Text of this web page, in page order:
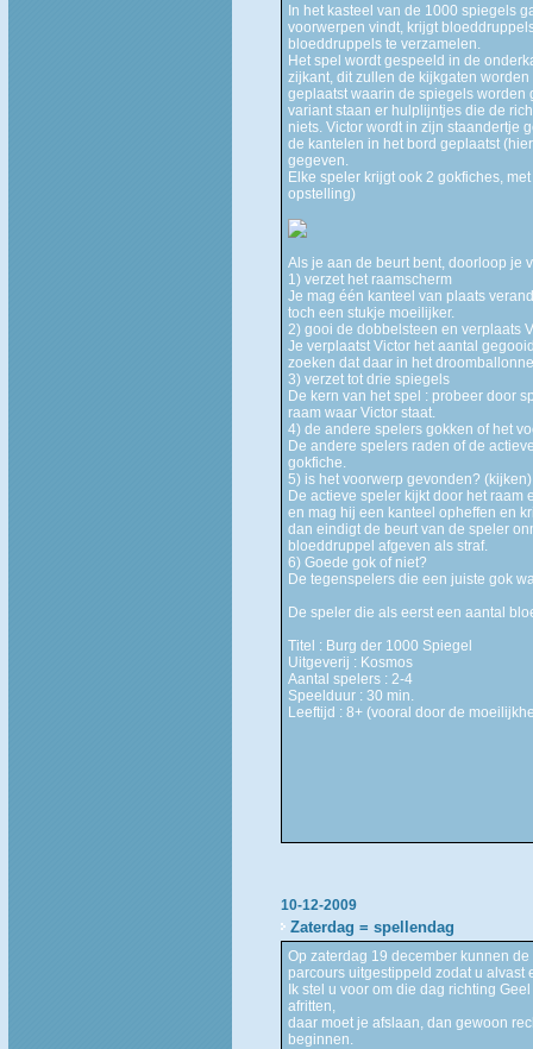
In het kasteel van de 1000 spiegels
voorwerpen vindt, krijgt
bloeddruppels te verzamelen.
Het spel wordt gespeeld in de
zijkant, dit zullen de kijkgaten
geplaatst waarin de spiegels worden
variant staan er hulplijntjes die de
niets. Victor wordt in zijn staandertje
de kantelen in het bord geplaatst
gegeven.
Elke speler krijgt ook 2 gokfiches,
opstelling)
Als je aan de beurt bent, doorloop je
1) verzet het raamscherm
Je mag één kanteel van plaats
toch een stukje moeilijker.
2) gooi de dobbelsteen en verplaats
Je verplaatst Victor het aantal
zoeken dat daar in het
3) verzet tot drie spiegels
De kern van het spel : probeer door
raam waar Victor staat.
4) de andere spelers gokken of het
De andere spelers raden of de
gokfiche.
5) is het voorwerp gevonden? (kijken)
De actieve speler kijkt door het
en mag hij een kanteel opheffen en
dan eindigt de beurt van de speler
bloeddruppel afgeven als straf.
6) Goede gok of niet?
De tegenspelers die een juiste gok
De speler die als eerst een aantal
Titel : Burg der 1000 Spiegel
Uitgeverij : Kosmos
Aantal spelers : 2-4
Speelduur : 30 min.
Leeftijd : 8+ (vooral door de
10-12-2009
Zaterdag = spellendag
Op zaterdag 19 december kunnen
parcours uitgestippeld zodat u
Ik stel u voor om die dag richting
afritten,
daar moet je afslaan, dan gewoon
beginnen.